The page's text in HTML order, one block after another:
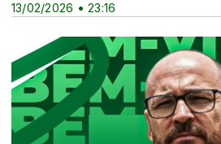
13/02/2026 • 23:16